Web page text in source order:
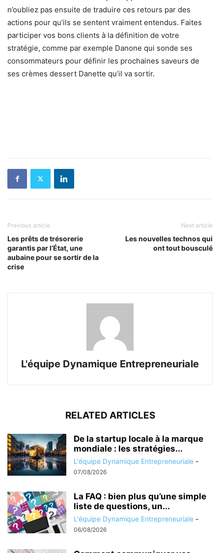
n’oubliez pas ensuite de traduire ces retours par des
actions pour qu’ils se sentent vraiment entendus. Faites
participer vos bons clients à la définition de votre
stratégie, comme par exemple Danone qui sonde ses
consommateurs pour définir les prochaines saveurs de
ses crèmes dessert Danette qu’il va sortir.
Previous article
Les prêts de trésorerie
garantis par l’État, une
aubaine pour se sortir de la
crise
Next article
Les nouvelles technos qui
ont tout bousculé
L'équipe Dynamique Entrepreneuriale
RELATED ARTICLES
De la startup locale à la marque
mondiale : les stratégies...
L'équipe Dynamique Entrepreneuriale -
07/08/2026
La FAQ : bien plus qu’une simple
liste de questions, un...
L'équipe Dynamique Entrepreneuriale -
06/08/2026